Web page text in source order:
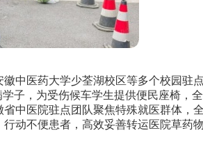
医药大学少荃湖校区等多个校园驻点
子，为受伤候车学生提供便民座椅，
中医院驻点团队聚焦特殊就医群体，
动不便患者，高效妥善转运医院草药物